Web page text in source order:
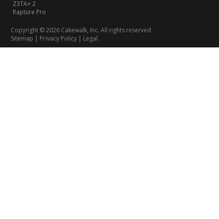
Z3TA+ 2
Rapture Pro
Copyright © 2026 Cakewalk, Inc. All rights reserved
Sitemap | Privacy Policy | Legal